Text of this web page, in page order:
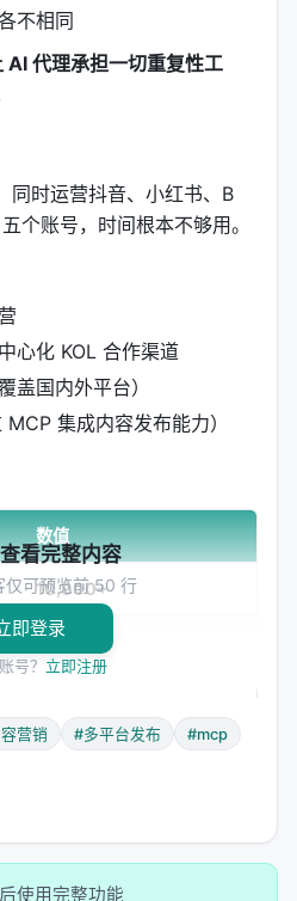
不相同
AI 代理承担一切重复性工
同时运营抖音、小红书、B
个账号，时间根本不够用。
心化 KOL 合作渠道
盖国内外平台）
集成内容发布能力）
数值
10,900+
2,000+
2,591（活跃开发中）
看完整内容
仅可预览前 50 行
即登录
号？ 立即注册
营销 #多平台发布
#mcp
使用完整功能